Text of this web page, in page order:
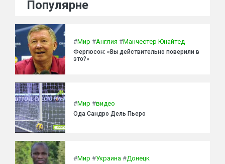
Популярне
#Мир #Англия #Манчестер Юнайтед
Фергюсон: «Вы действительно поверили в
это?»
#Мир #видео
Ода Сандро Дель Пьеро
#Мир #Украина #Донецк